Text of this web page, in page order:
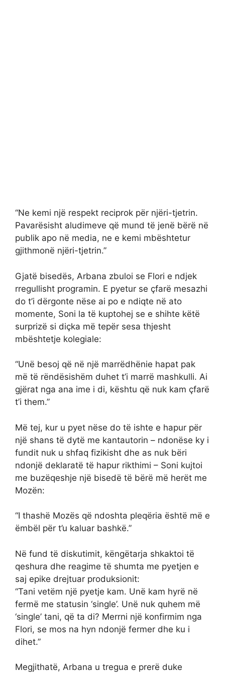
“Ne kemi një respekt reciprok për njëri-tjetrin.
Pavarësisht aludimeve që mund të jenë bërë në
publik apo në media, ne e kemi mbështetur
gjithmonë njëri-tjetrin.”
Gjatë bisedës, Arbana zbuloi se Flori e ndjek
rregullisht programin. E pyetur se çfarë mesazhi
do t’i dërgonte nëse ai po e ndiqte në ato
momente, Soni la të kuptohej se e shihte këtë
surprizë si diçka më tepër sesa thjesht
mbështetje kolegiale:
“Unë besoj që në një marrëdhënie hapat pak
më të rëndësishëm duhet t’i marrë mashkulli. Ai
gjërat nga ana ime i di, kështu që nuk kam çfarë
t’i them.”
Më tej, kur u pyet nëse do të ishte e hapur për
një shans të dytë me kantautorin – ndonëse ky i
fundit nuk u shfaq fizikisht dhe as nuk bëri
ndonjë deklaratë të hapur rikthimi – Soni kujtoi
me buzëqeshje një bisedë të bërë më herët me
Mozën:
“I thashë Mozës që ndoshta pleqëria është më e
ëmbël për t’u kaluar bashkë.”
Në fund të diskutimit, këngëtarja shkaktoi të
qeshura dhe reagime të shumta me pyetjen e
saj epike drejtuar produksionit:
“Tani vetëm një pyetje kam. Unë kam hyrë në
fermë me statusin ‘single’. Unë nuk quhem më
‘single’ tani, që ta di? Merrni një konfirmim nga
Flori, se mos na hyn ndonjë fermer dhe ku i
dihet.”
Megjithatë, Arbana u tregua e prerë duke